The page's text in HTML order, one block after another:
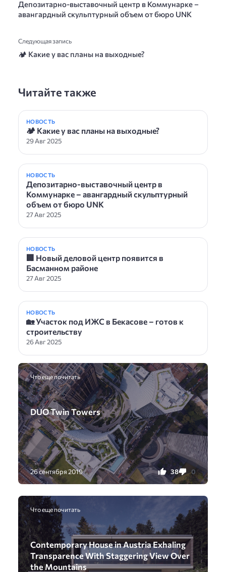
Депозитарно-выставочный центр в Коммунарке –
авангардный скульптурный объем от бюро UNK
Следующая запись
🏕 Какие у вас планы на выходные?
Читайте также
НОВОСТЬ
🏕 Какие у вас планы на выходные?
29 Авг 2025
НОВОСТЬ
Депозитарно-выставочный центр в
Коммунарке – авангардный скульптурный
объем от бюро UNK
27 Авг 2025
НОВОСТЬ
🏢 Новый деловой центр появится в
Басманном районе
27 Авг 2025
НОВОСТЬ
🏡 Участок под ИЖС в Бекасове – готов к
строительству
26 Авг 2025
Что еще почитать
DUO Twin Towers
26 сентября 2019 38 0
Что еще почитать
Contemporary House in Austria Exhaling
Transparence With Staggering View Over
the Mountains